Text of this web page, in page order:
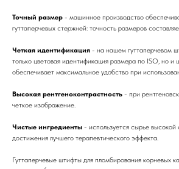
Точный размер - машинное производство
гуттаперчевых стержней: точность размеров
Четкая идентификация - на нашем гуттаперчевом
только цветовая идентификация размера по ISO, но и
обеспечивает максимальное удобство при
Высокая рентгеноконтрастность - при
четкое изображение.
Чистые ингредиенты - используется сырье высокой
достижения лучшего терапевтического эффекта.
Гуттаперчевые штифты для пломбирования корневых